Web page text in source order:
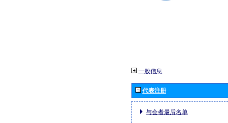
一般信息
代表注册
与会者最后名单